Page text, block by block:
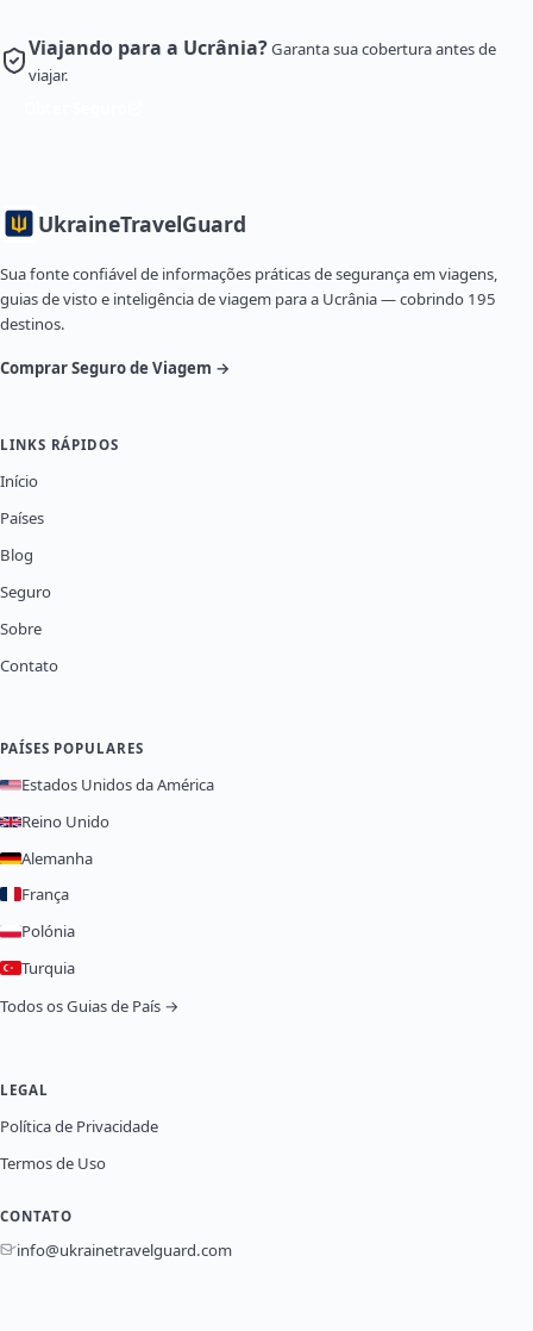
Viajando para a Ucrânia?Garanta sua cobertura antes de
viajar.
UkraineTravelGuard
Sua fonte confiável de informações práticas de segurança em viagens,
guias de visto e inteligência de viagem para a Ucrânia — cobrindo 195
destinos.
Comprar Seguro de Viagem →
LINKS RÁPIDOS
Início
Países
Blog
Seguro
Sobre
Contato
PAÍSES POPULARES
Estados Unidos da América
Reino Unido
Alemanha
França
Polónia
Turquia
Todos os Guias de País →
LEGAL
Política de Privacidade
Termos de Uso
CONTATO
info@ukrainetravelguard.com